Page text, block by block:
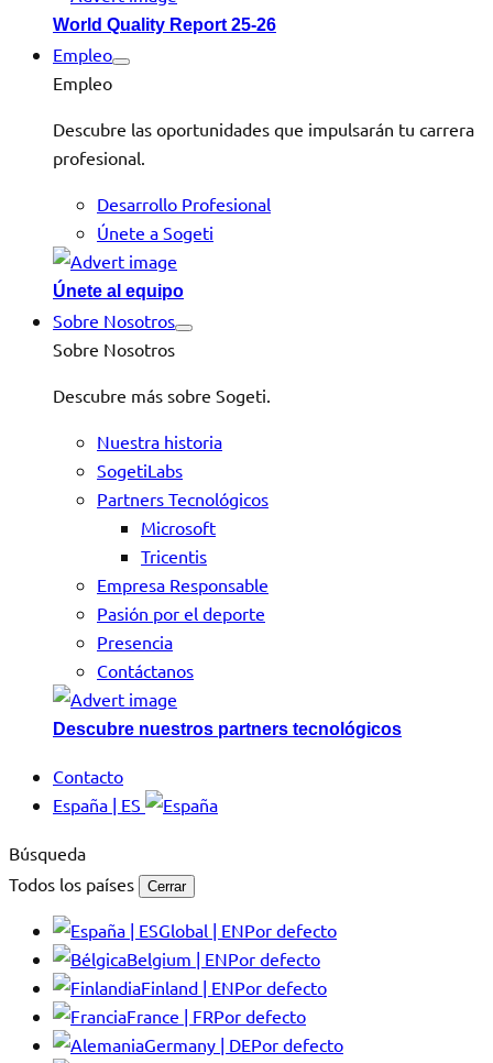
World Quality Report 25-26
Empleo
Empleo
Descubre las oportunidades que impulsarán tu carrera
profesional.
Desarrollo Profesional
Únete a Sogeti
Únete al equipo
Sobre Nosotros
Sobre Nosotros
Descubre más sobre Sogeti.
Nuestra historia
SogetiLabs
Partners Tecnológicos
Microsoft
Tricentis
Empresa Responsable
Pasión por el deporte
Presencia
Contáctanos
Descubre nuestros partners tecnológicos
Contacto
España | ES
Búsqueda
Todos los países
Cerrar
Global | ENPor defecto
Belgium | ENPor defecto
Finland | ENPor defecto
France | FRPor defecto
Germany | DEPor defecto